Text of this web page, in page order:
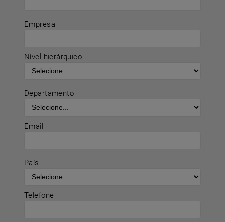
Empresa
Nível hierárquico
Departamento
Email
País
Telefone